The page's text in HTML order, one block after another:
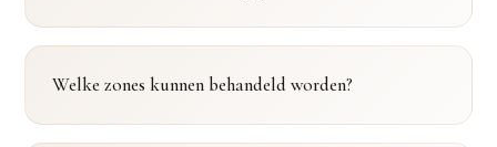
Welke zones kunnen behandeld worden?